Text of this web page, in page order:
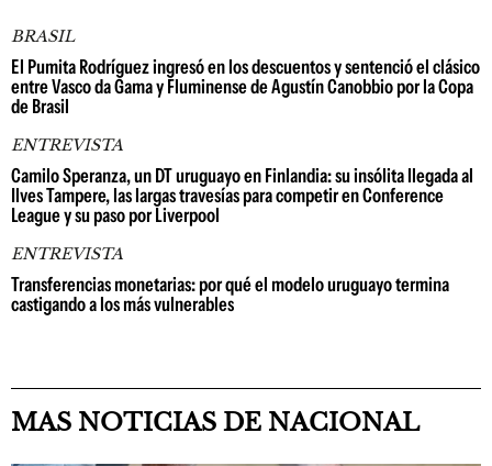
BRASIL
El Pumita Rodríguez ingresó en los descuentos y sentenció el clásico
entre Vasco da Gama y Fluminense de Agustín Canobbio por la Copa
de Brasil
ENTREVISTA
Camilo Speranza, un DT uruguayo en Finlandia: su insólita llegada al
Ilves Tampere, las largas travesías para competir en Conference
League y su paso por Liverpool
ENTREVISTA
Transferencias monetarias: por qué el modelo uruguayo termina
castigando a los más vulnerables
MAS NOTICIAS DE NACIONAL